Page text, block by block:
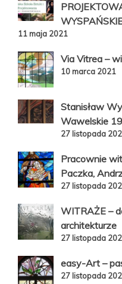
11 maja 2021
Via Vitrea –
10 marca 2021
Stanisław
Wawelskie
27 listopada
Pracownie
Paczka,
27 listopada
WITRAŻE –
architekturze
27 listopada
easy-Art –
27 listopada